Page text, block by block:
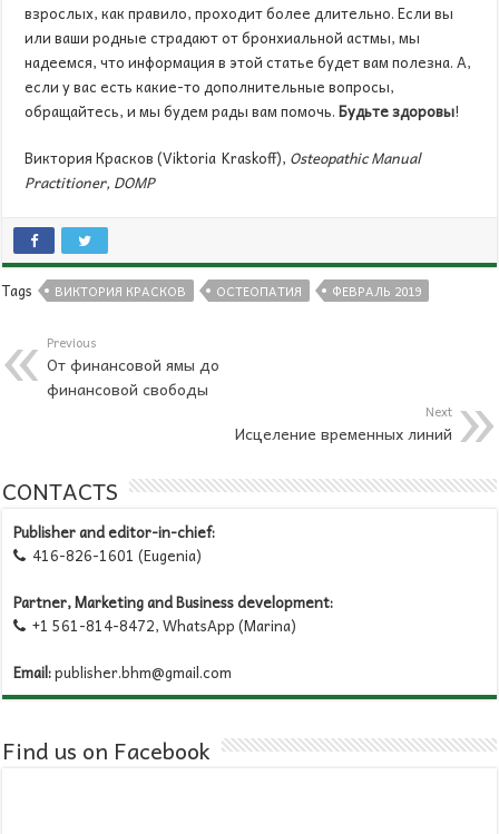
взрослых, как правило, проходит более длительно. Если вы
или ваши родные страдают от бронхиальной астмы, мы
надеемся, что информация в этой статье будет вам полезна. А,
если у вас есть какие-то дополнительные вопросы,
обращайтесь, и мы будем рады вам помочь.Будьте здоровы!
Виктория Красков (Viktoria Kraskoff), Osteopathic Manual
Practitioner, DOMP
Tags ВИКТОРИЯ КРАСКОВ ОСТЕОПАТИЯ ФЕВРАЛЬ 2019
Previous
От финансовой ямы до
финансовой свободы
Next
Исцеление временных линий
CONTACTS
Publisher and editor-in-chief:
 416-826-1601 (Eugenia)
Partner, Marketing and Business development:
 +1 561-814-8472, WhatsApp (Marina)
Email:publisher.bhm@gmail.com
Find us on Facebook